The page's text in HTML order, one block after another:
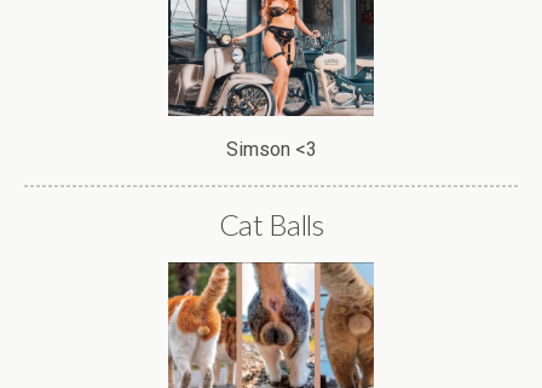
Simson <3
Cat Balls